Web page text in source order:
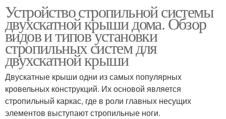
Крыши с мансардой Мансардные крыши
Крыша с выносом
Устройство стропильной системы
двухскатной крыши дома. Обзор
видов и типов установки
стропильных систем для
двухскатной крыши
Двускатные крыши одни из самых популярных
кровельных конструкций. Их основой является
стропильный каркас, где в роли главных несущих
элементов выступают стропильные ноги.